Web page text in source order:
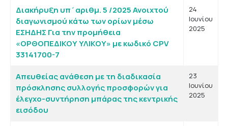
Διακήρυξη υπ΄αριθμ. 5 /2025 Ανοιχτού
διαγωνισμού κάτω των ορίων μέσω
ΕΣΗΔΗΣ Για την προμήθεια
«ΟΡΘΟΠΕΔΙΚΟΥ ΥΛΙΚΟΥ» με κωδικό CPV
33141700-7
24
Ιουνίου
2025
Απευθείας ανάθεση με τη διαδικασία
πρόσκλησης συλλογής προσφορών για
έλεγχο-συντήρηση μπάρας της κεντρικής
εισόδου
23
Ιουνίου
2025